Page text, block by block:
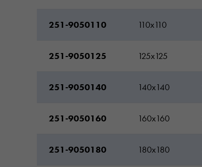
251-9050110 110x110
251-9050125 125x125
251-9050140 140x140
251-9050160 160x160
251-9050180 180x180